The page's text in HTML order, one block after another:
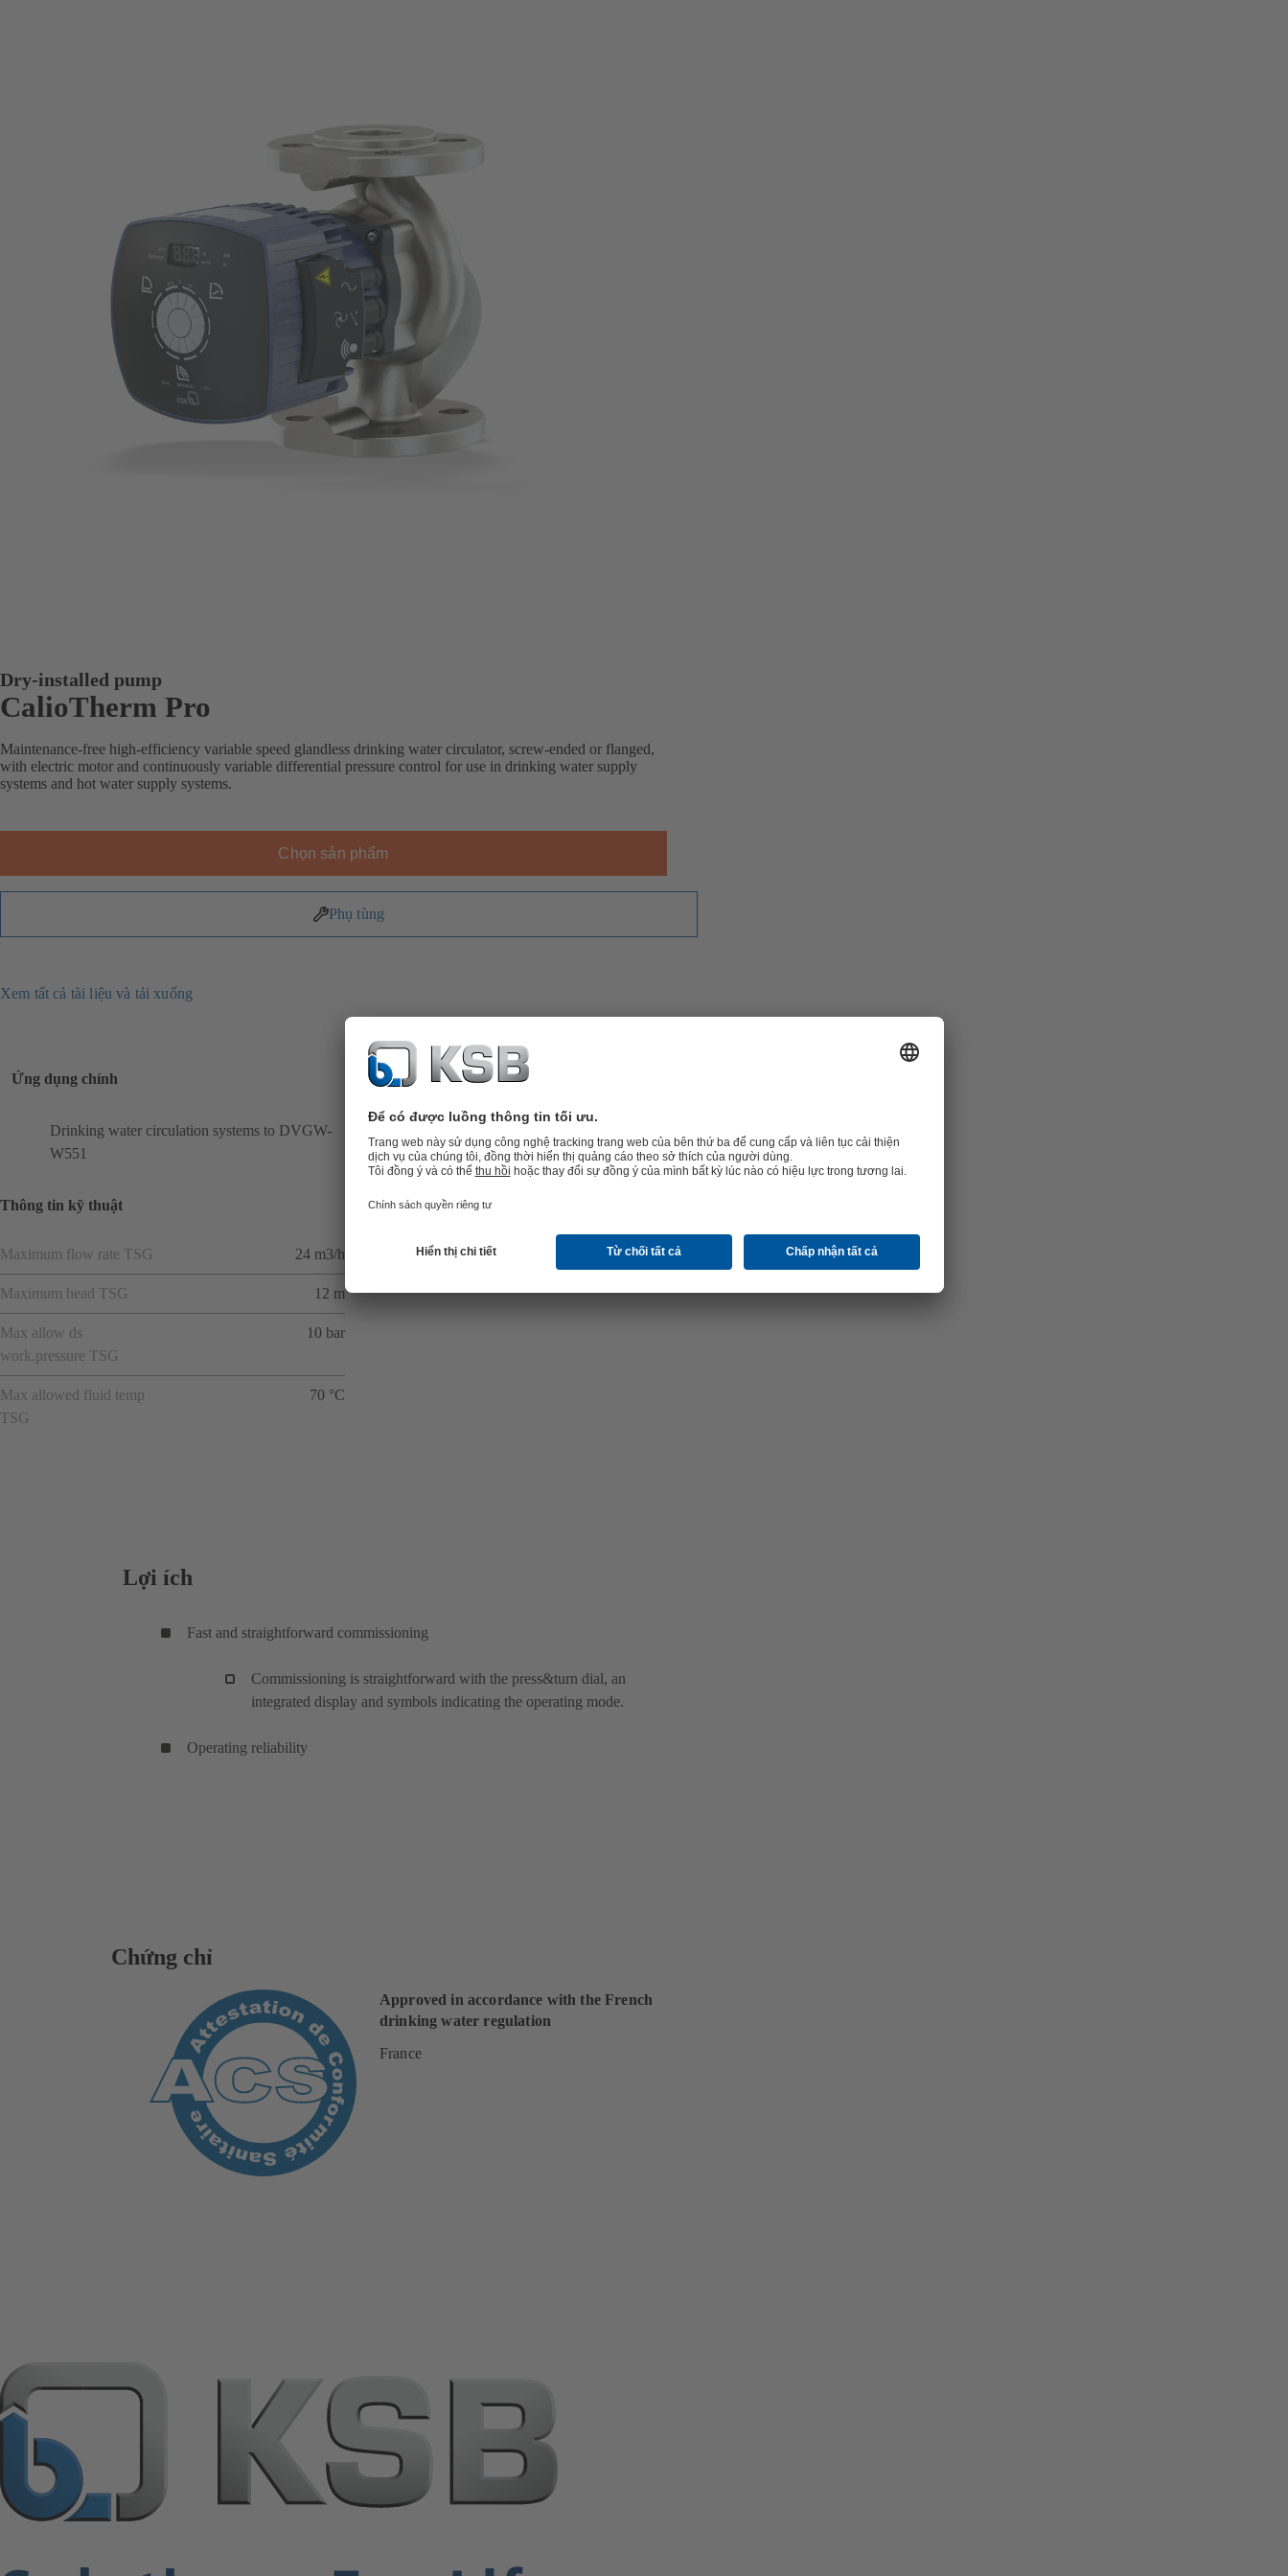
Dry-installed pump
CalioTherm Pro
Maintenance-free high-efficiency variable speed glandless drinking water circulator, screw-ended or flanged,
with electric motor and continuously variable differential pressure control for use in drinking water supply
systems and hot water supply systems.
Chọn sản phẩm
Phụ tùng
Xem tất cả tài liệu và tải xuống
Ứng dụng chính
Drinking water circulation systems to DVGW-
W551
Thông tin kỹ thuật
Maximum flow rate TSG 24 m3/h
Maximum head TSG 12 m
Max allow ds
work.pressure TSG
10 bar
Max allowed fluid temp
TSG
70 °C
Lợi ích
Fast and straightforward commissioning
Commissioning is straightforward with the press&turn dial, an
integrated display and symbols indicating the operating mode.
Operating reliability
Chứng chỉ
Approved in accordance with the French
drinking water regulation
France